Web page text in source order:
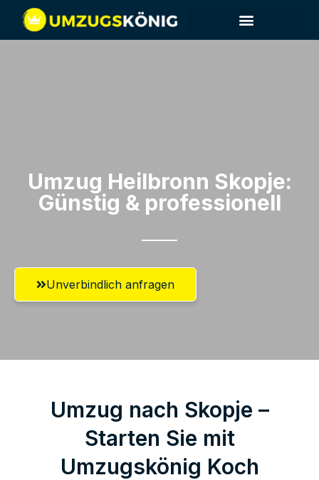
Umzug Heilbronn​ Skopje:
Günstig & professionell​
Unverbindlich anfragen
Umzug nach Skopje –
Starten Sie mit
Umzugskönig Koch